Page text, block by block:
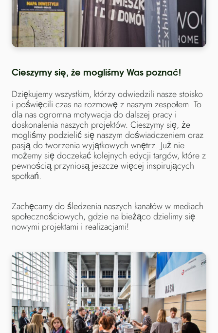
Cieszymy się, że mogliśmy Was poznać!
Dziękujemy wszystkim, którzy odwiedzili nasze stoisko
i poświęcili czas na rozmowę z naszym zespołem. To
dla nas ogromna motywacja do dalszej pracy i
doskonalenia naszych projektów. Cieszymy się, że
mogliśmy podzielić się naszym doświadczeniem oraz
pasją do tworzenia wyjątkowych wnętrz. Już nie
możemy się doczekać kolejnych edycji targów, które z
pewnością przyniosą jeszcze więcej inspirujących
spotkań.
Zachęcamy do śledzenia naszych kanałów w mediach
społecznościowych, gdzie na bieżąco dzielimy się
nowymi projektami i realizacjami!